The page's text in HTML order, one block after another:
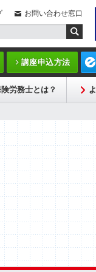
お問い合わせ窓口
講座申込方法
労務士とは？